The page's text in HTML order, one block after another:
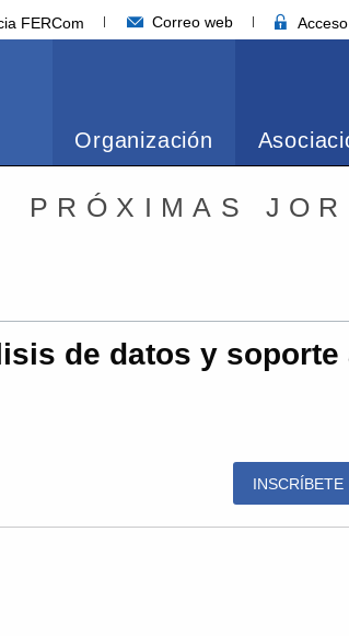
FERCom Correo web
Organización
PRÓXIMAS
de datos y soporte
INSCRÍBETE